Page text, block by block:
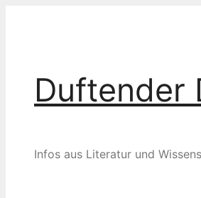
Duftender
Infos aus Literatur und